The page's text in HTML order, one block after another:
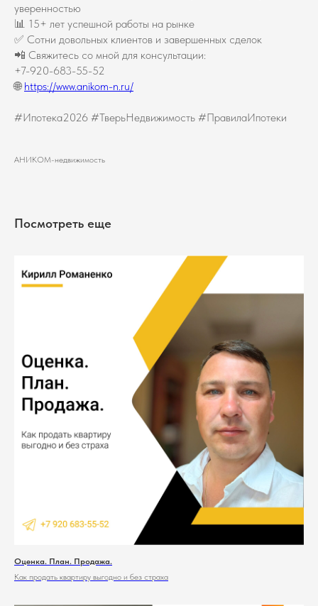
уверенностью
📊 15+ лет успешной работы на рынке
✅ Сотни довольных клиентов и завершенных сделок
📲 Свяжитесь со мной для консультации:
+7-920-683-55-52
🌐 https://www.anikom-n.ru/
#Ипотека2026 #ТверьНедвижимость #ПравилаИпотеки
АНИКОМ-недвижимость
Посмотреть еще
Оценка. План. Продажа.
Как продать квартиру выгодно и без страха